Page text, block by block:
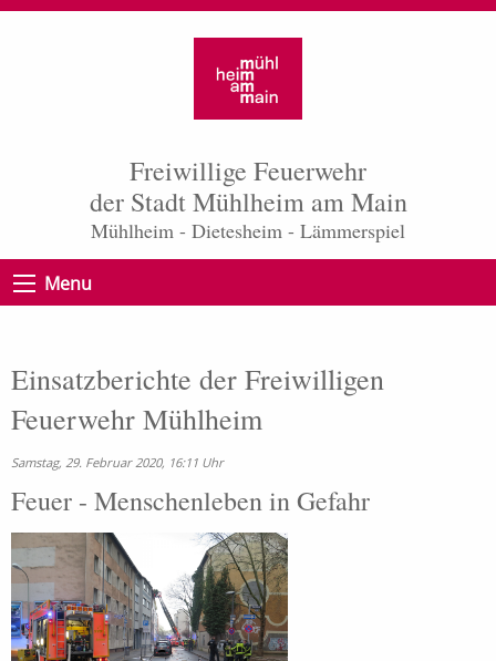
Freiwillige Feuerwehr
der Stadt Mühlheim am Main
Mühlheim - Dietesheim - Lämmerspiel
Menu
Einsatzberichte der Freiwilligen
Feuerwehr Mühlheim
Samstag, 29. Februar 2020, 16:11 Uhr
Feuer - Menschenleben in Gefahr